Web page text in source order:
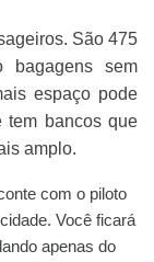
São 475
bagagens sem
espaço pode
tem bancos que
amplo.
com o piloto
Você ficará
apenas do